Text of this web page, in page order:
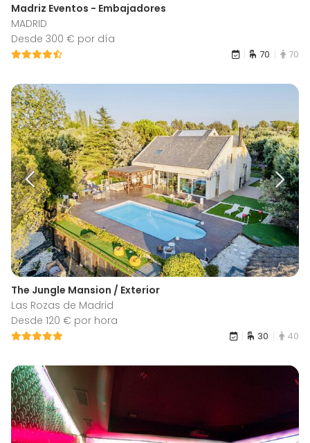
Madriz Eventos - Embajadores
MADRID
Desde 300 € por día
70 70
The Jungle Mansion / Exterior
Las Rozas de Madrid
Desde 120 € por hora
30 40